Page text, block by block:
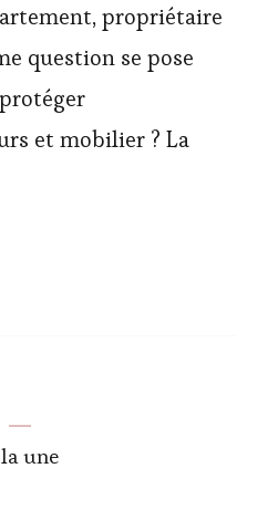
propriétaire
question se pose
et mobilier ? La
une